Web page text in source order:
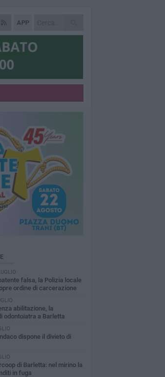
APP
falsa, la Polizia locale
ordine di carcerazione
abilitazione, la
odontoiatra a Barletta
dispone il divieto di
di Barletta: nel mirino la
in fuga